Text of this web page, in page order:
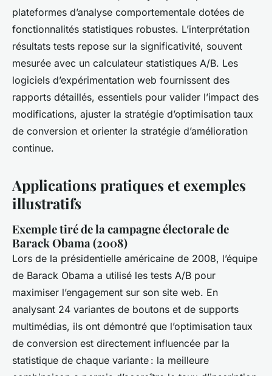
plateformes d’analyse comportementale dotées de
fonctionnalités statistiques robustes. L’interprétation
résultats tests repose sur la significativité, souvent
mesurée avec un calculateur statistiques A/B. Les
logiciels d’expérimentation web fournissent des
rapports détaillés, essentiels pour valider l’impact des
modifications, ajuster la stratégie d’optimisation taux
de conversion et orienter la stratégie d’amélioration
continue.
Applications pratiques et exemples
illustratifs
Exemple tiré de la campagne électorale de
Barack Obama (2008)
Lors de la présidentielle américaine de 2008, l’équipe
de Barack Obama a utilisé les tests A/B pour
maximiser l’engagement sur son site web. En
analysant 24 variantes de boutons et de supports
multimédias, ils ont démontré que l’optimisation taux
de conversion est directement influencée par la
statistique de chaque variante : la meilleure